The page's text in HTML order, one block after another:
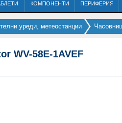
КОМПОНЕНТИ ПЕРИФЕРИЯ
уреди, метеостанции
WV-58E-1AVEF